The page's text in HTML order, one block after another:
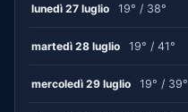
lunedì 27 luglio 19° / 38°
martedì 28 luglio 19° / 41°
mercoledì 29 luglio 19° / 39°